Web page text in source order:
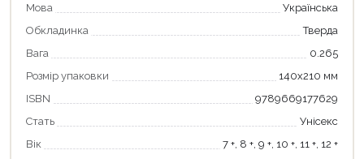
Мова
Українська
Обкладинка
Тверда
Вага
0.265
Розмір упаковки
140х210 мм
ISBN
9789669177629
Стать
Унісекс
Вік
7 +, 8 +, 9 +, 10 +, 11 +, 12 +